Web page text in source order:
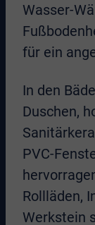
Wasser-
für ein
In den
Duschen,
PVC-
Rollläden,
Werkstein